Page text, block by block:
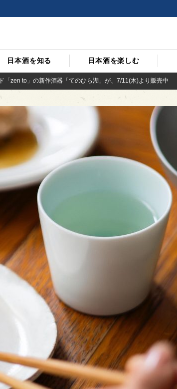
日本酒を知る 日本酒を楽しむ
zen to」の新作酒器「てのひら湖」が、7/11(木)より販売中